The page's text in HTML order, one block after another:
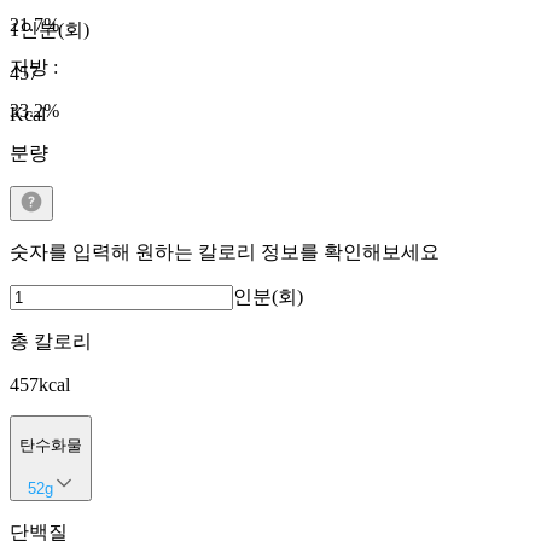
1인분(회)
457
Kcal
21.7%
지방 :
33.2%
분량
숫자를 입력해 원하는 칼로리 정보를 확인해보세요
인분(회)
총 칼로리
457kcal
탄수화물
52g
단백질